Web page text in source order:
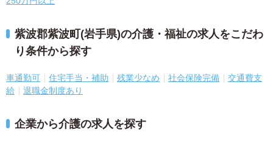
紫波郡紫波町(岩手県)の介護・福祉の求人をこだわ
り条件から探す
車通勤可 住宅手当・補助 残業少なめ 社会保険完備
交通費支
給
退職金制度あり
企業から介護の求人を探す